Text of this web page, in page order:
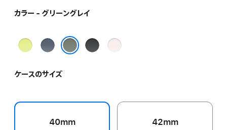
カラー - グリーングレイ
ネ
オ
イ
ロ
ア
ン
ー
ル
ブ
ラ
ラ
ッ
ケースのサイズ
40mm 42mm